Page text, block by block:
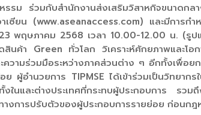
รม ร่วมกับสำนักงานส่งเสริมวิสาหกิจขนาดกล
ซียน (www.aseanaccess.com) และมีการก
พฤษภาคม 2568 เวลา 10.00-12.00 น. (รูป
นค้า Green ทั่วโลก วิเคราะห์ศักยภาพและโอ
ความร่วมมือระหว่างภาคส่วนต่าง ๆ อีกทั้งเพื่อย
ผู้อำนวยการ TIPMSE ได้เข้าร่วมเป็นวิทยากร
และต่างประเทศที่กระทบผู้ประกอบการ รว
งการปรับตัวของผู้ประกอบการรายย่อย ก่อนกฎ